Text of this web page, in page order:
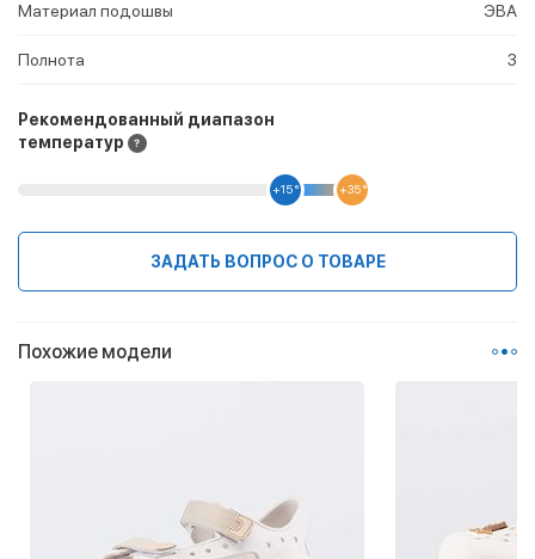
Материал подошвы ЭВА
Полнота 3
Рекомендованный диапазон
температур
+15 ° +35 °
ЗАДАТЬ ВОПРОС О ТОВАРЕ
Похожие модели